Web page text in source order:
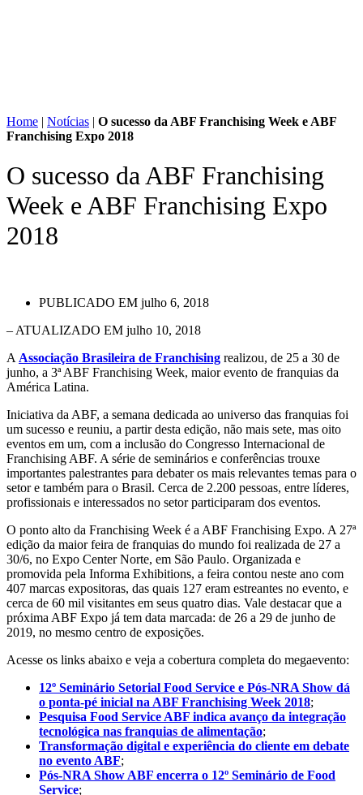
Home | Notícias | O sucesso da ABF Franchising Week e ABF
Franchising Expo 2018
O sucesso da ABF Franchising
Week e ABF Franchising Expo
2018
PUBLICADO EM julho 6, 2018
– ATUALIZADO EM julho 10, 2018
A Associação Brasileira de Franchising realizou, de 25 a 30 de
junho, a 3ª ABF Franchising Week, maior evento de franquias da
América Latina.
Iniciativa da ABF, a semana dedicada ao universo das franquias foi
um sucesso e reuniu, a partir desta edição, não mais sete, mas oito
eventos em um, com a inclusão do Congresso Internacional de
Franchising ABF. A série de seminários e conferências trouxe
importantes palestrantes para debater os mais relevantes temas para o
setor e também para o Brasil. Cerca de 2.200 pessoas, entre líderes,
profissionais e interessados no setor participaram dos eventos.
O ponto alto da Franchising Week é a ABF Franchising Expo. A 27ª
edição da maior feira de franquias do mundo foi realizada de 27 a
30/6, no Expo Center Norte, em São Paulo. Organizada e
promovida pela Informa Exhibitions, a feira contou neste ano com
407 marcas expositoras, das quais 127 eram estreantes no evento, e
cerca de 60 mil visitantes em seus quatro dias. Vale destacar que a
próxima ABF Expo já tem data marcada: de 26 a 29 de junho de
2019, no mesmo centro de exposições.
Acesse os links abaixo e veja a cobertura completa do megaevento:
12º Seminário Setorial Food Service e Pós-NRA Show dá
o ponta-pé inicial na ABF Franchising Week 2018;
Pesquisa Food Service ABF indica avanço da integração
tecnológica nas franquias de alimentação;
Transformação digital e experiência do cliente em debate
no evento ABF;
Pós-NRA Show ABF encerra o 12º Seminário de Food
Service;